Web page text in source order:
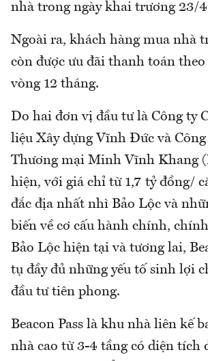
nhà trong ngày khai trương 23/
Ngoài ra, khách hàng mua nhà
còn được ưu đãi thanh toán
vòng 12 tháng.
Do hai đơn vị đầu tư là Công ty
liệu Xây dựng Vĩnh Đức và
Thương mại Minh Vĩnh Khang
hiện, với giá chỉ từ 1,7 tỷ đồng/
đắc địa nhất nhì Bảo Lộc và
biến về cơ cấu hành chính,
Bảo Lộc hiện tại và tương lai,
tụ đầy đủ những yếu tố sinh lợi
đầu tư tiên phong.
Beacon Pass là khu nhà liên kế
nhà cao từ 3-4 tầng có diện tích